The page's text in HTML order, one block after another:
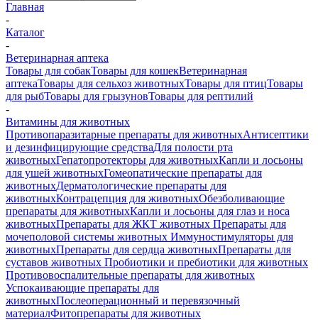
Главная
-
Каталог
-
Ветеринарная аптека
Товары для собакТовары для кошекВетеринарная
аптекаТовары для сельхоз животныхТовары для птицТовары
для рыбТовары для грызуновТовары для рептилий
-
Витамины для животных
Противопаразитарные препараты для животныхАнтисептики
и дезинфицирующие средстваДля полости рта
животныхГепатопротекторы для животныхКапли и лосьоны
для ушей животныхГомеопатические препараты для
животныхДерматологические препараты для
животныхКонтрацепция для животныхОбезболивающие
препараты для животныхКапли и лосьоны для глаз и носа
животныхПрепараты для ЖКТ животных Препараты для
мочеполовой системы животных Иммуностимуляторы для
животныхПрепараты для сердца животныхПрепараты для
суставов животных Пробиотики и пребиотики для животных
Противовоспалительные препараты для животных
Успокаивающие препараты для
животныхПослеоперационный и перевязочный
материалФитопрепараты для животных